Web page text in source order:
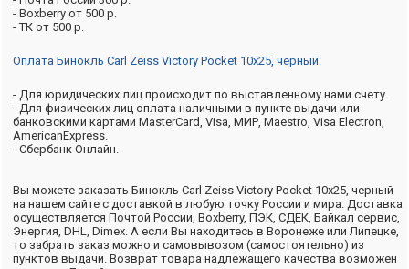
- Boxberry от 500 р.
- ТК от 500 р.
Оплата Бинокль Carl Zeiss Victory Pocket 10x25, черный:
- Для юридических лиц происходит по выставленному нами счету.
- Для физических лиц оплата наличными в пункте выдачи или
банковскими картами MasterCard, Visa, МИР, Maestro, Visa Electron,
AmericanExpress.
- Сбербанк Онлайн.
Вы можете заказать Бинокль Carl Zeiss Victory Pocket 10x25, черный
на нашем сайте с доставкой в любую точку России и мира. Доставка
осуществляется Почтой России, Boxberry, ПЭК, СДЕК, Байкал сервис,
Энергия, DHL, Dimex. А если Вы находитесь в Воронеже или Липецке,
то забрать заказ можно и самовывозом (самостоятельно) из
пунктов выдачи. Возврат товара надлежащего качества возможен